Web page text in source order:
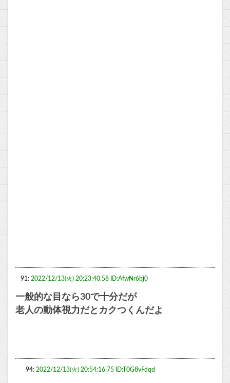
91: 2022/12/13(火) 20:23:40.58 ID:AfwNr6bj0
一般的な目なら30で十分だが
老人の動体視力だとカクつくんだよ
94: 2022/12/13(火) 20:54:16.75 ID:T0G8vFdqd